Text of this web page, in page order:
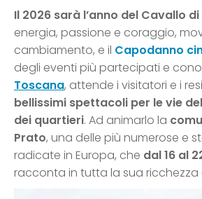
Il 2026 sarà l’anno del Cavallo
energia, passione e coraggio,
cambiamento, e il Capodanno
degli eventi più partecipati e
Toscana, attende i visitatori e i
bellissimi spettacoli per le vie
dei quartieri. Ad animarlo la
Prato, una delle più numerose e
radicate in Europa, che dal 16 al
racconta in tutta la sua ricchezza